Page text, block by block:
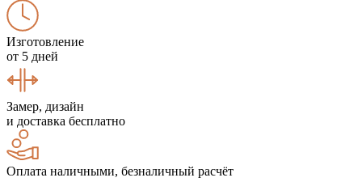
Изготовление
от 5 дней
Замер, дизайн
и доставка бесплатно
Оплата наличными, безналичный расчёт